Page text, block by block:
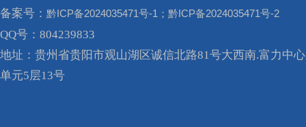
备案号： 黔ICP备2024035471号-1；黔ICP备2024035471号-2
QQ号：804239833
地址：贵州省贵阳市观山湖区诚信北路81号大西南.富力中
单元5层13号